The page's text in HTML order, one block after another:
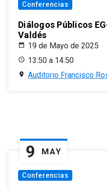
Conferencias
Diálogos Públicos
Valdés
19 de Mayo de 2025
13:50 a 14:50
Auditorio Francisco
9 MAY
Conferencias